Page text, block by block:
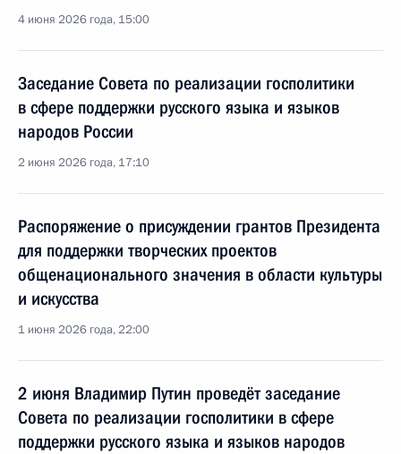
4 июня 2026 года, 15:00
Заседание Совета по реализации госполитики
в сфере поддержки русского языка и языков
народов России
2 июня 2026 года, 17:10
Распоряжение о присуждении грантов Президента
для поддержки творческих проектов
общенационального значения в области культуры
и искусства
1 июня 2026 года, 22:00
2 июня Владимир Путин проведёт заседание
Совета по реализации госполитики в сфере
поддержки русского языка и языков народов